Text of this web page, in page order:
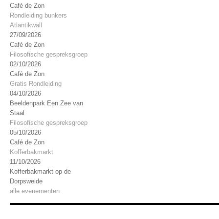
Café de Zon
Rondleiding bunkers
Atlantikwall
27/09/2026
Café de Zon
Filosofische gespreksgroep
02/10/2026
Café de Zon
Gratis Rondleiding
04/10/2026
Beeldenpark Een Zee van
Staal
Filosofische gespreksgroep
05/10/2026
Café de Zon
Kofferbakmarkt
11/10/2026
Kofferbakmarkt op de
Dorpsweide
alle evenementen